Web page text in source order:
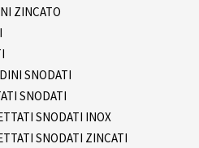
ZINCATO
SNODATI
SNODATI
SNODATI INOX
SNODATI ZINCATI